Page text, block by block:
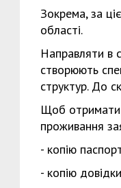
Зокрема, за
області.
Направляти в
створюють
структур. До
Щоб отримати
проживання
- копію
- копію